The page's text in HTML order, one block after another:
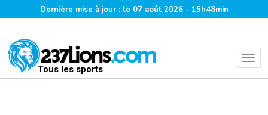
Dernière mise à jour : le 07 août 2026 - 15h48min
Tous les sports